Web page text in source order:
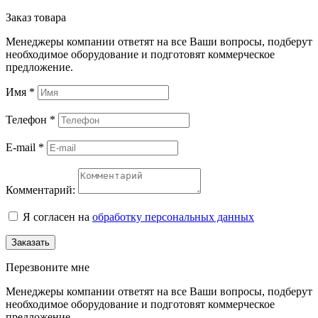
Заказ товара
Менеджеры компании ответят на все Ваши вопросы, подберут
необходимое оборудование и подготовят коммерческое
предложение.
Имя *
Телефон *
E-mail *
Комментарий:
Я согласен на обработку персональных данных
Заказать
Перезвоните мне
Менеджеры компании ответят на все Ваши вопросы, подберут
необходимое оборудование и подготовят коммерческое